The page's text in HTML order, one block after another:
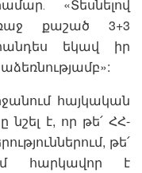
«Տեսնելով
քաշած 3+3
եկավ իր
հայկական
նշել է, որ թե՛ ՀՀ-
թե՛
հարկավոր է